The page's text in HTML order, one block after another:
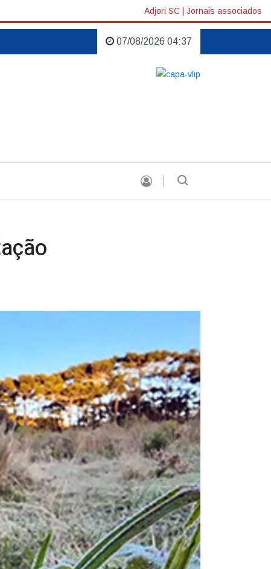
Adjori SC | Jornais associados
| Grandes eventos marcam o aniversário de Concórdia |
07/08/2026 04:37